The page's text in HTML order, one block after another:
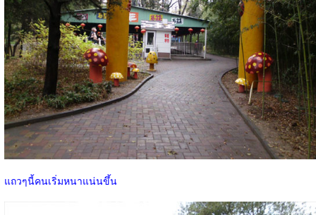
แถวๆนี้คนเริ่มหนาแน่นขึ้น